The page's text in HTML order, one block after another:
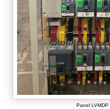
Panel LVMDP